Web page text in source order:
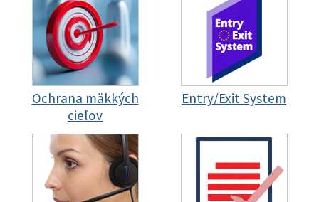
Ochrana mäkkých
cieľov
Entry/Exit System